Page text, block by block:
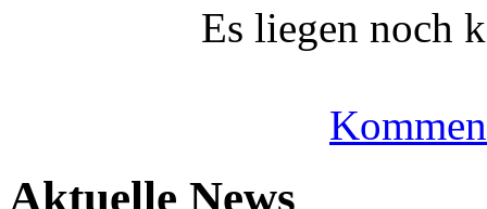
Es liegen noch
Aktuelle News